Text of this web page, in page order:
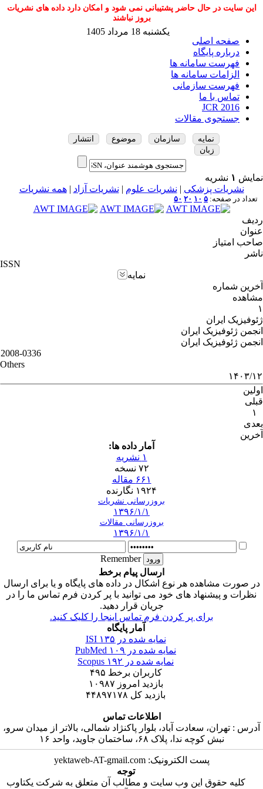
این سایت در حال حاضر پشتیبانی نمی شود و امکان دارد داده های نشریات
بروز نباشند
صفحه اصلی
درباره پایگاه
فهرست سامانه ها
الزامات سامانه ها
فهرست سازمانی
تماس با ما
JCR 2016
جستجوی مقالات
یکشنبه 18 مرداد 1405
نمایه سازمان موضوع
انتشار
زبان
نمایش ۱ نشریه
نشریات پزشکی | نشریات علوم | نشریات آزاد |همه نشریات
تعداد در صفحه: ۵ ۱۰ ۲۰ ۵۰
ردیف
عنوان
صاحب امتیاز
ناشر
ISSN
نمایه
آخرین شماره
مشاهده
۱
ژئوفیزیک ایران
انجمن ژئوفیزیک ایران
انجمن ژئوفیزیک ایران
2008-0336
Others
۱۴۰۳/۱۲
اولین
قبلی
۱
بعدی
آخرین
آمار داده ها:
۱ نشریه
۷۲ نسخه
۶۶۱ مقاله
۱۹۲۴ نگارنده
بروزرسانی نشریات
۱۳۹۶/۱/۱
بروزرسانی مقالات
۱۳۹۶/۱/۱
Remember
ارسال پیام برخط
در صورت مشاهده هر نوع اشکال در داده های پایگاه و یا برای ارسال
نظرات و پیشنهاد های خود می توانید با پر کردن فرم تماس ما را در
جریان قرار دهید.
برای پر کردن فرم تماس اینجا را کلیک کنید.
آمار پایگاه
نمایه شده در ISI ۱۳۵
نمایه شده در PubMed ۱۰۹
نمایه شده در Scopus ۱۹۲
کاربران برخط ۴۹۵
بازدید امروز ۱۰۹۸۷
بازدید کل ۴۴۸۹۷۱۷۸
اطلاعات تماس
آدرس : تهران، سعادت آباد، بلوار پاکنژاد شمالی، بالاتر از میدان سرو،
نبش کوچه ندا، پلاک ۶۸، ساختمان جاوید، واحد ۱۶
پست الکترونیک: yektaweb-AT-gmail.com
توجه
کلیه حقوق این وب سایت و مطالب آن متعلق به شرکت یکتاوب